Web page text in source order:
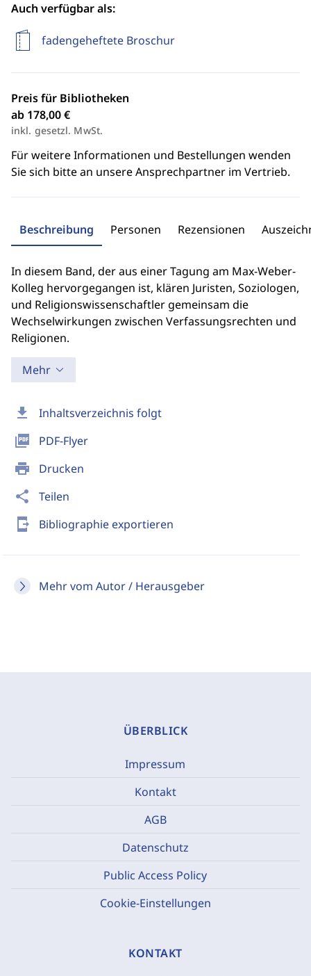
download Inhaltsverzeichnis folgt
picture_as_pdf PDF-Flyer
print Drucken
share Teilen
send_to_mobile Bibliographie exportieren
Mehr vom Autor / Herausgeber
Auch verfügbar als:
fadengeheftete Broschur
Preis für Bibliotheken
ab 178,00 €
inkl. gesetzl. MwSt.
Für weitere Informationen und Bestellungen wenden
Sie sich bitte an unsere Ansprechpartner im Vertrieb.
Beschreibung Personen Rezensionen
In diesem Band, der aus einer Tagung am Max-Weber-
Kolleg hervorgegangen ist, klären Juristen, Soziologen,
und Religionswissenschaftler gemeinsam die
Wechselwirkungen zwischen Verfassungsrechten und
Religionen.
Mehr
ÜBERBLICK
Impressum
Kontakt
AGB
Datenschutz
Public Access Policy
Cookie-Einstellungen
KONTAKT